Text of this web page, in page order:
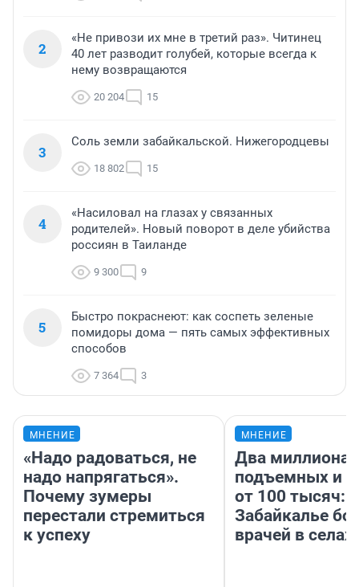
2
«Не привози их мне в третий раз». Читинец
40 лет разводит голубей, которые всегда к
нему возвращаются
20 204 15
3
Соль земли забайкальской. Нижегородцевы
18 802 15
4
«Насиловал на глазах у связанных
родителей». Новый поворот в деле убийства
россиян в Таиланде
9 300 9
5
Быстро покраснеют: как соспеть зеленые
помидоры дома — пять самых эффективных
способов
7 364 3
МНЕНИЕ
«Надо радоваться, не
надо напрягаться».
Почему зумеры
перестали стремиться
к успеху
МНЕНИЕ
Два миллиона
подъемных и
от 100 тысяч:
Забайкалье
врачей в селах